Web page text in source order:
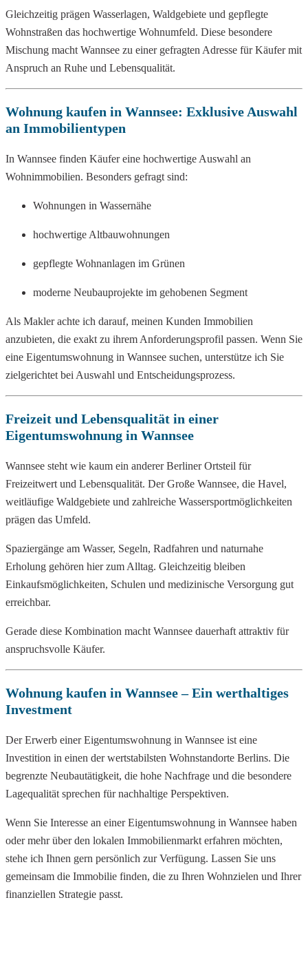
Gleichzeitig prägen Wasserlagen, Waldgebiete und gepflegte
Wohnstraßen das hochwertige Wohnumfeld. Diese besondere
Mischung macht Wannsee zu einer gefragten Adresse für Käufer mit
Anspruch an Ruhe und Lebensqualität.
Wohnung kaufen in Wannsee: Exklusive Auswahl
an Immobilientypen
In Wannsee finden Käufer eine hochwertige Auswahl an
Wohnimmobilien. Besonders gefragt sind:
Wohnungen in Wassernähe
hochwertige Altbauwohnungen
gepflegte Wohnanlagen im Grünen
moderne Neubauprojekte im gehobenen Segment
Als Makler achte ich darauf, meinen Kunden Immobilien
anzubieten, die exakt zu ihrem Anforderungsprofil passen. Wenn Sie
eine Eigentumswohnung in Wannsee suchen, unterstütze ich Sie
zielgerichtet bei Auswahl und Entscheidungsprozess.
Freizeit und Lebensqualität in einer
Eigentumswohnung in Wannsee
Wannsee steht wie kaum ein anderer Berliner Ortsteil für
Freizeitwert und Lebensqualität. Der Große Wannsee, die Havel,
weitläufige Waldgebiete und zahlreiche Wassersportmöglichkeiten
prägen das Umfeld.
Spaziergänge am Wasser, Segeln, Radfahren und naturnahe
Erholung gehören hier zum Alltag. Gleichzeitig bleiben
Einkaufsmöglichkeiten, Schulen und medizinische Versorgung gut
erreichbar.
Gerade diese Kombination macht Wannsee dauerhaft attraktiv für
anspruchsvolle Käufer.
Wohnung kaufen in Wannsee – Ein werthaltiges
Investment
Der Erwerb einer Eigentumswohnung in Wannsee ist eine
Investition in einen der wertstabilsten Wohnstandorte Berlins. Die
begrenzte Neubautätigkeit, die hohe Nachfrage und die besondere
Lagequalität sprechen für nachhaltige Perspektiven.
Wenn Sie Interesse an einer Eigentumswohnung in Wannsee haben
oder mehr über den lokalen Immobilienmarkt erfahren möchten,
stehe ich Ihnen gern persönlich zur Verfügung. Lassen Sie uns
gemeinsam die Immobilie finden, die zu Ihren Wohnzielen und Ihrer
finanziellen Strategie passt.